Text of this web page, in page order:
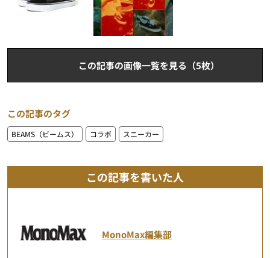
この記事の画像一覧を見る（5枚）
この記事のタグ
BEAMS（ビームス） コラボ スニーカー
この記事を書いた人
MonoMax編集部